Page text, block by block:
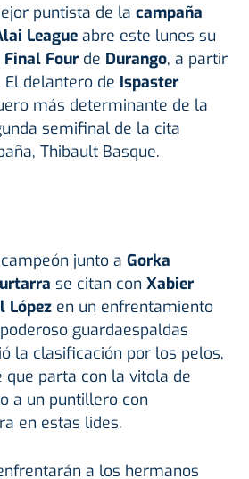
puntista de la campaña
League abre este lunes su
Final Four de Durango, a partir
delantero de Ispaster
más determinante de la
semifinal de la cita
Thibault Basque.
junto a Gorka
se citan con Xabier
López en un enfrentamiento
guardaespaldas
la clasificación por los pelos,
que parta con la vitola de
a un puntillero con
en estas lides.
a los hermanos